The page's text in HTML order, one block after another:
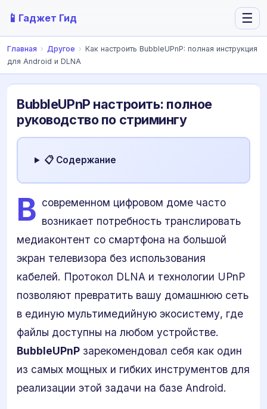
📱 Гаджет Гид ☰
Главная › Другое › Как настроить BubbleUPnP: полная инструкция
для Android и DLNA
BubbleUPnP настроить: полное
руководство по стримингу
📋 Содержание
В современном цифровом доме часто
возникает потребность транслировать
медиаконтент со смартфона на большой
экран телевизора без использования
кабелей. Протокол DLNA и технологии UPnP
позволяют превратить вашу домашнюю сеть
в единую мультимедийную экосистему, где
файлы доступны на любом устройстве.
BubbleUPnP зарекомендовал себя как один
из самых мощных и гибких инструментов для
реализации этой задачи на базе Android.